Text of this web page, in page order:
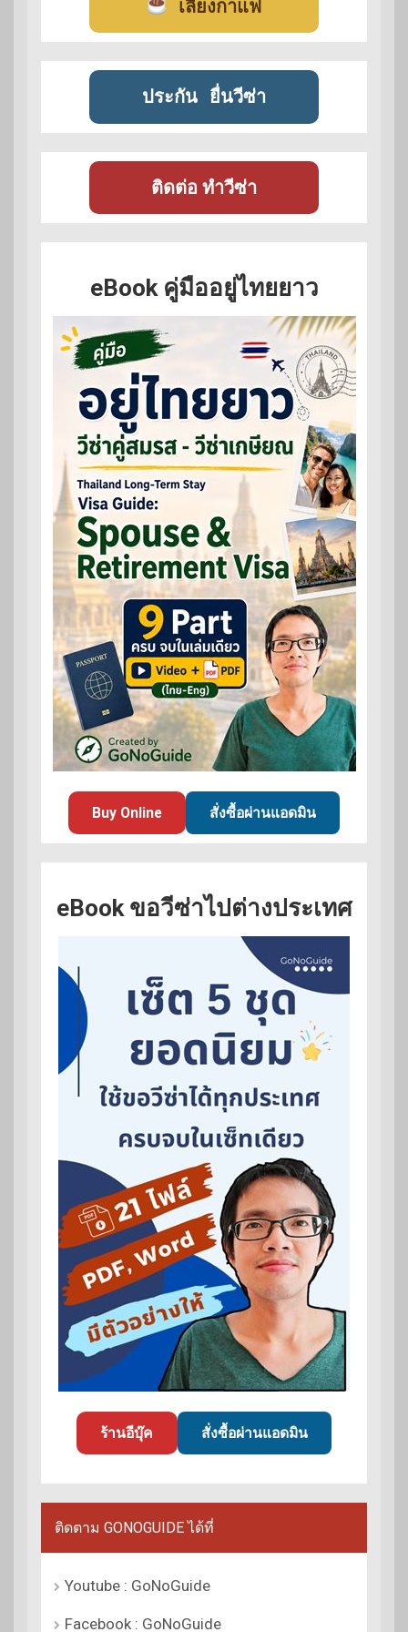
เลี้ยงกาแฟ
ประกัน ยื่นวีซ่า
ติดต่อ ทำวีซ่า
eBook คู่มืออยู่ไทยยาว
Buy Online สั่งซื้อผ่านแอดมิน
eBook ขอวีซ่าไปต่างประเทศ
ร้านอีบุ๊ค สั่งซื้อผ่านแอดมิน
ติดตาม GONOGUIDE ได้ที่
Youtube : GoNoGuide
Facebook : GoNoGuide